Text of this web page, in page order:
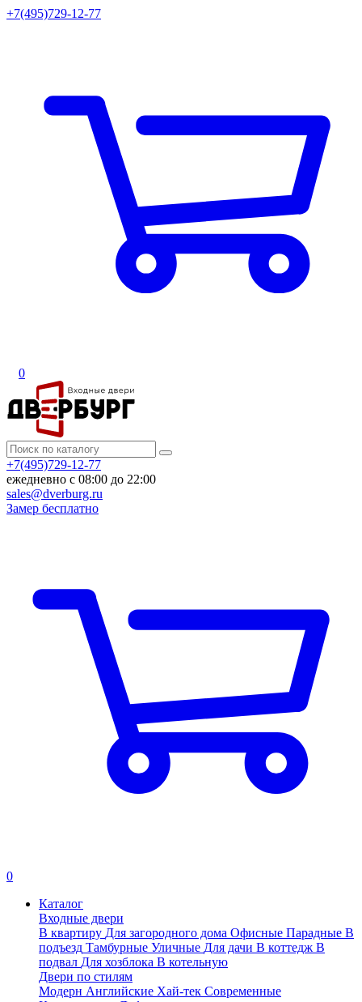
+7(495)729-12-77
0
+7(495)729-12-77
ежедневно с 08:00 до 22:00
sales@dverburg.ru
Замер бесплатно
0
Каталог
Входные двери
В квартиру Для загородного дома Офисные Парадные В
подъезд Тамбурные Уличные Для дачи В коттедж В
подвал Для хозблока В котельную
Двери по стилям
Модерн Английские Хай-тек Современные